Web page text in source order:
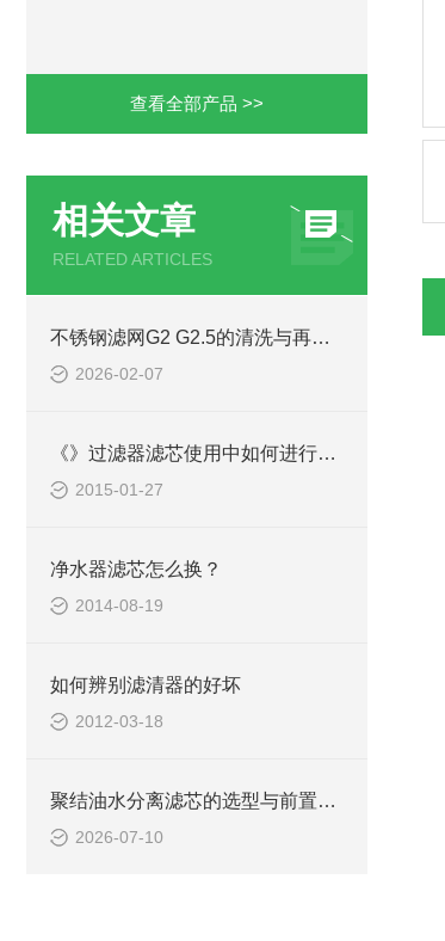
查看全部产品 >>
相关文章
RELATED ARTICLES
不锈钢滤网G2 G2.5的清洗与再生利用方法
2026-02-07
《》过滤器滤芯使用中如何进行安装
2015-01-27
净水器滤芯怎么换？
2014-08-19
如何辨别滤清器的好坏
2012-03-18
聚结油水分离滤芯的选型与前置过滤搭配
2026-07-10